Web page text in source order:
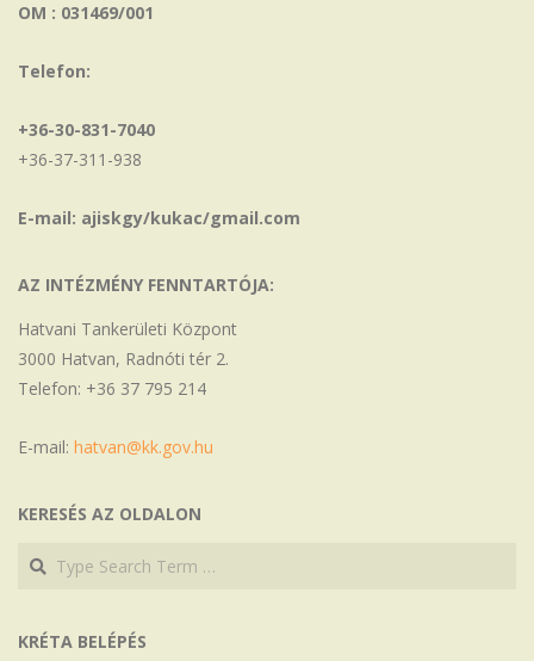
OM : 031469/001
Telefon:
+36-30-831-7040
+36-37-311-938
E-mail: ajiskgy/kukac/gmail.com
AZ INTÉZMÉNY FENNTARTÓJA:
Hatvani Tankerületi Központ
3000 Hatvan, Radnóti tér 2.
Telefon: +36 37 795 214
E-mail: hatvan@kk.gov.hu
KERESÉS AZ OLDALON
Search
Search
KRÉTA BELÉPÉS